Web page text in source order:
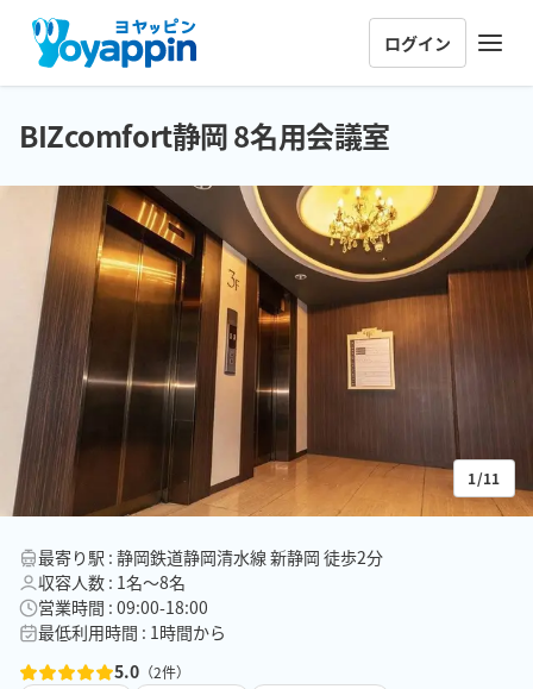
ログイン
1/11
最寄り駅 : 静岡鉄道静岡清水線 新静岡 徒歩2分
収容人数 : 1名〜8名
営業時間 : 09:00-18:00
最低利用時間 : 1時間から
5.0 （2件）
BIZcomfort静岡 8名用会議室